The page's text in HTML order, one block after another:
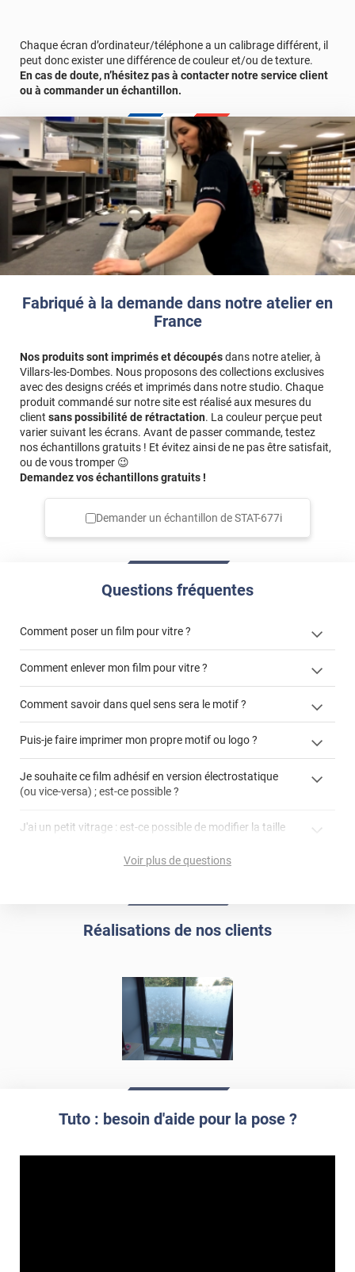
Fabriqué à la demande dans notre atelier en
France
Nos produits sont imprimés et découpésdans notre atelier, à
Villars-les-Dombes. Nous proposons des collections exclusives
avec des designs créés et imprimés dans notre studio. Chaque
produit commandé sur notre site est réalisé aux mesures du
client sans possibilité de rétractation. La couleur perçue peut
varier suivant les écrans. Avant de passer commande, testez
nos échantillons gratuits ! Et évitez ainsi de ne pas être satisfait,
ou de vous tromper 😉
Demandez vos échantillons gratuits !
Demander un échantillon deSTAT-677i
Réalisations de nos clients
Questions fréquentes
Comment poser un film pour vitre ?
cet article
cet
article
Comment enlever mon film pour vitre ?
enlever et stocker
Comment savoir dans quel sens sera le motif ?
Puis-je faire imprimer mon propre motif ou logo ?
personnaliser
Je souhaite ce film adhésif en version électrostatique
(ou vice-versa) ; est-ce possible ?
J'ai un petit vitrage : est-ce possible de modifier la taille
impression personnalisée
Voir plus de questions
Chaque écran d’ordinateur/téléphone a un calibrage différent, il
peut donc exister une différence de couleur et/ou de texture.
En cas de doute, n’hésitez pas à contacter notre service client
ou à commander un échantillon.
Tuto : besoin d'aide pour la pose ?